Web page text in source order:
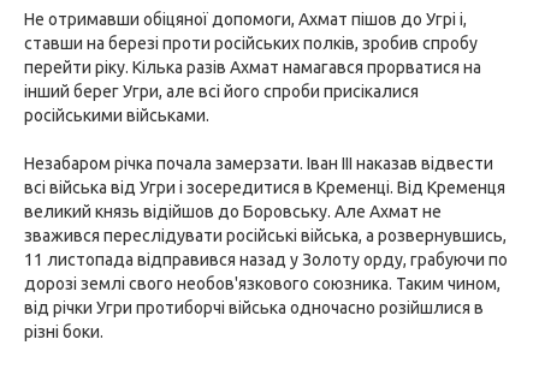
Не отримавши обіцяної допомоги, Ахмат пішов до Угрі і,
ставши на березі проти російських полків, зробив спробу
перейти ріку. Кілька разів Ахмат намагався прорватися на
інший берег Угри, але всі його спроби присікалися
російськими військами.
Незабаром річка почала замерзати. Іван III наказав відвести
всі війська від Угри і зосередитися в Кременці. Від Кременця
великий князь відійшов до Боровську. Але Ахмат не
зважився переслідувати російські війська, а розвернувшись,
11 листопада відправився назад у Золоту орду, грабуючи по
дорозі землі свого необов'язкового союзника. Таким чином,
від річки Угри протиборчі війська одночасно розійшлися в
різні боки.